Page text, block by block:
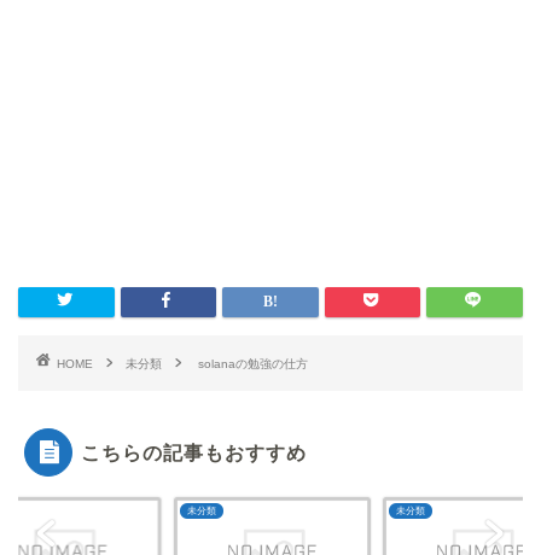
HOME 未分類 solanaの勉強の仕方
こちらの記事もおすすめ
未分類 未分類